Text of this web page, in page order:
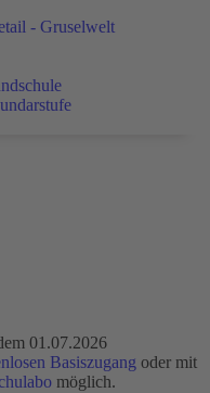
- Gruselwelt
01.07.2026
Basiszugang oder mit
möglich.